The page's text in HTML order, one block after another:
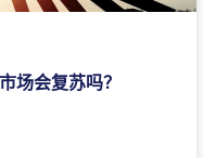
场会复苏吗？